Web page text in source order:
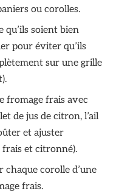
ou corolles.
qu’ils soient bien
pour éviter qu’ils
sur une grille
fromage frais avec
de jus de citron, l’ail
et ajuster
frais et citronné).
corolle d’une
frais.